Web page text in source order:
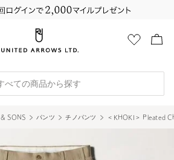
べての商品から探す
SONS パンツ チノパンツ ＜KHOKI＞ Pleated